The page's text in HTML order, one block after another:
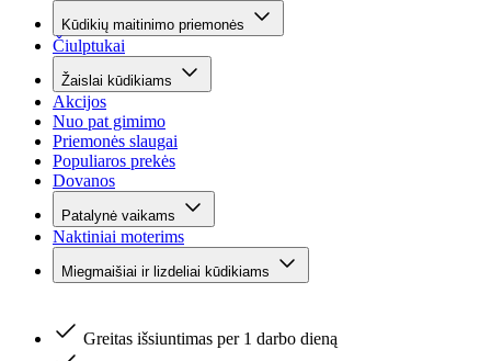
Kūdikių maitinimo priemonės
Čiulptukai
Žaislai kūdikiams
Akcijos
Nuo pat gimimo
Priemonės slaugai
Populiaros prekės
Dovanos
Patalynė vaikams
Naktiniai moterims
Miegmaišiai ir lizdeliai kūdikiams
Greitas išsiuntimas per 1 darbo dieną